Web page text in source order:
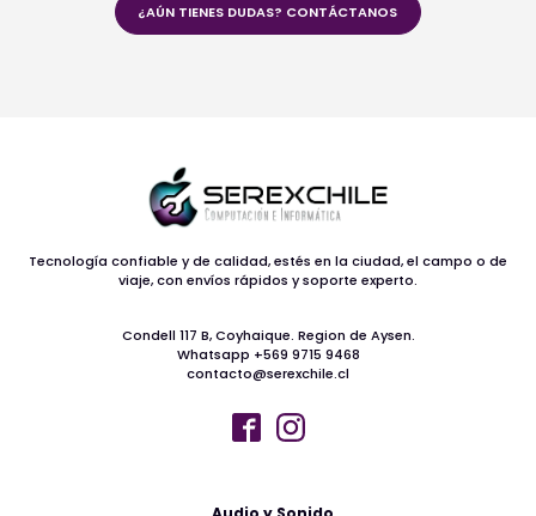
¿AÚN TIENES DUDAS? CONTÁCTANOS
Tecnología confiable y de calidad, estés en la ciudad, el campo o de
viaje, con envíos rápidos y soporte experto.
Condell 117 B, Coyhaique. Region de Aysen.
Whatsapp +569 9715 9468
contacto@serexchile.cl